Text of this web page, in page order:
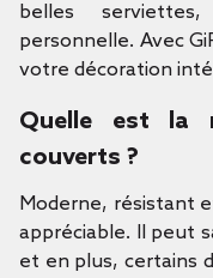
belles
personnelle. Avec
votre décoration
Quelle est la
couverts ?
Moderne, résistant
appréciable. Il peut
et en plus, certains